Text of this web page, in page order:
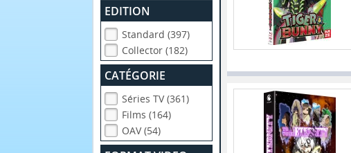
EDITION
Standard (397)
Collector (182)
CATÉGORIE
Séries TV (361)
Films (164)
OAV (54)